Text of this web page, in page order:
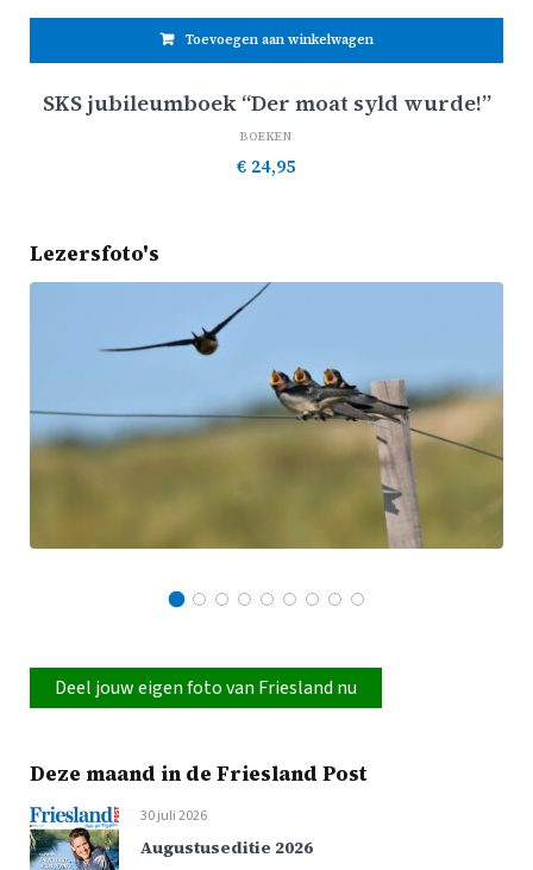
Toevoegen aan winkelwagen
SKS jubileumboek “Der moat syld wurde!”
BOEKEN
€ 24,95
Lezersfoto's
Deel jouw eigen foto van Friesland nu
Deze maand in de Friesland Post
30 juli 2026
Augustuseditie 2026